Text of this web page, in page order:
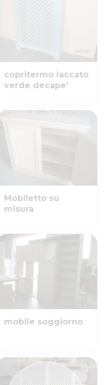
copritermo laccato
verde decape'
Mobiletto su
misura
mobile soggiorno